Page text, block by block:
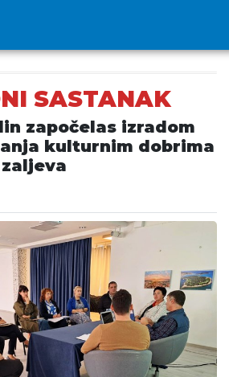
SASTANAK
započelas izradom
kulturnim dobrima